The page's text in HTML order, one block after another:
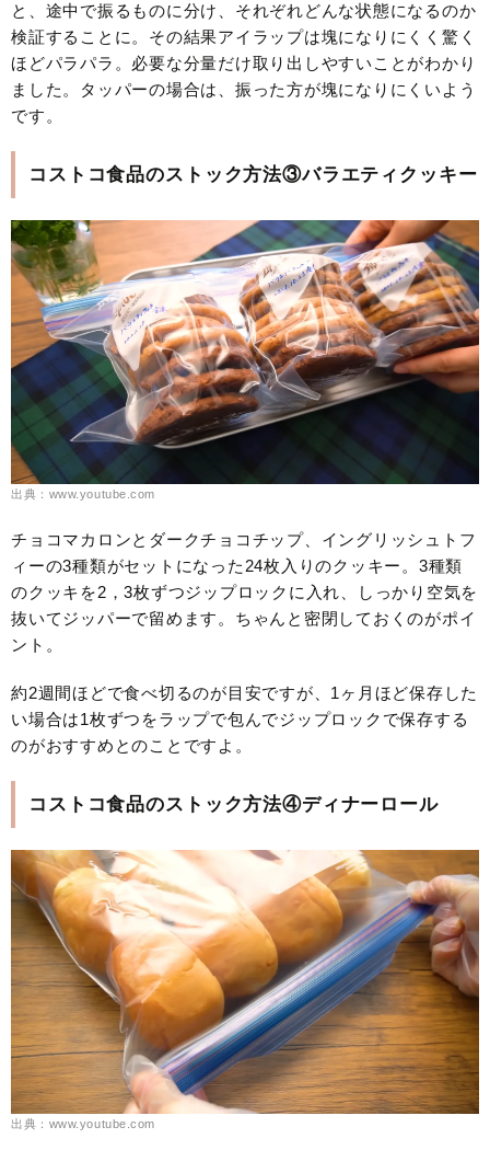
と、途中で振るものに分け、それぞれどんな状態になるのか
検証することに。その結果アイラップは塊になりにくく驚く
ほどパラパラ。必要な分量だけ取り出しやすいことがわかり
ました。タッパーの場合は、振った方が塊になりにくいよう
です。
コストコ食品のストック方法③バラエティクッキー
出典：www.youtube.com
チョコマカロンとダークチョコチップ、イングリッシュトフ
ィーの3種類がセットになった24枚入りのクッキー。3種類
のクッキを2，3枚ずつジップロックに入れ、しっかり空気を
抜いてジッパーで留めます。ちゃんと密閉しておくのがポイ
ント。
約2週間ほどで食べ切るのが目安ですが、1ヶ月ほど保存した
い場合は1枚ずつをラップで包んでジップロックで保存する
のがおすすめとのことですよ。
コストコ食品のストック方法④ディナーロール
出典：www.youtube.com